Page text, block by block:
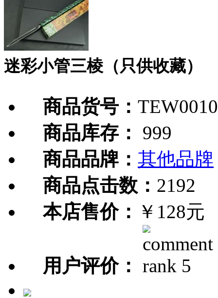
迷彩小管三棱（只供收藏）
商品货号：
商品库存：
999
商品品牌： 其他品牌
商品点击数： 2192
本店售价： ￥128元
用户评价：